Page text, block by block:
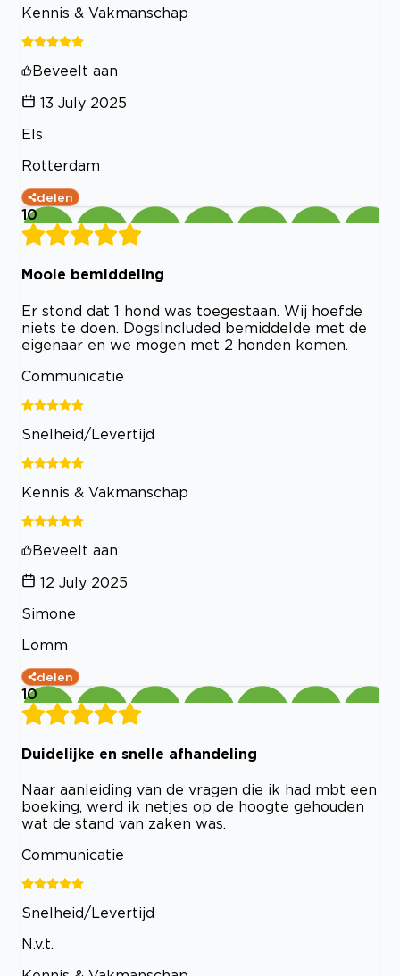
Kennis & Vakmanschap
Beveelt aan
13 July 2025
Els
Rotterdam
delen
10
Mooie bemiddeling
Er stond dat 1 hond was toegestaan. Wij hoefde
niets te doen. DogsIncluded bemiddelde met de
eigenaar en we mogen met 2 honden komen.
Communicatie
Snelheid/Levertijd
Kennis & Vakmanschap
Beveelt aan
12 July 2025
Simone
Lomm
delen
10
Duidelijke en snelle afhandeling
Naar aanleiding van de vragen die ik had mbt een
boeking, werd ik netjes op de hoogte gehouden
wat de stand van zaken was.
Communicatie
Snelheid/Levertijd
N.v.t.